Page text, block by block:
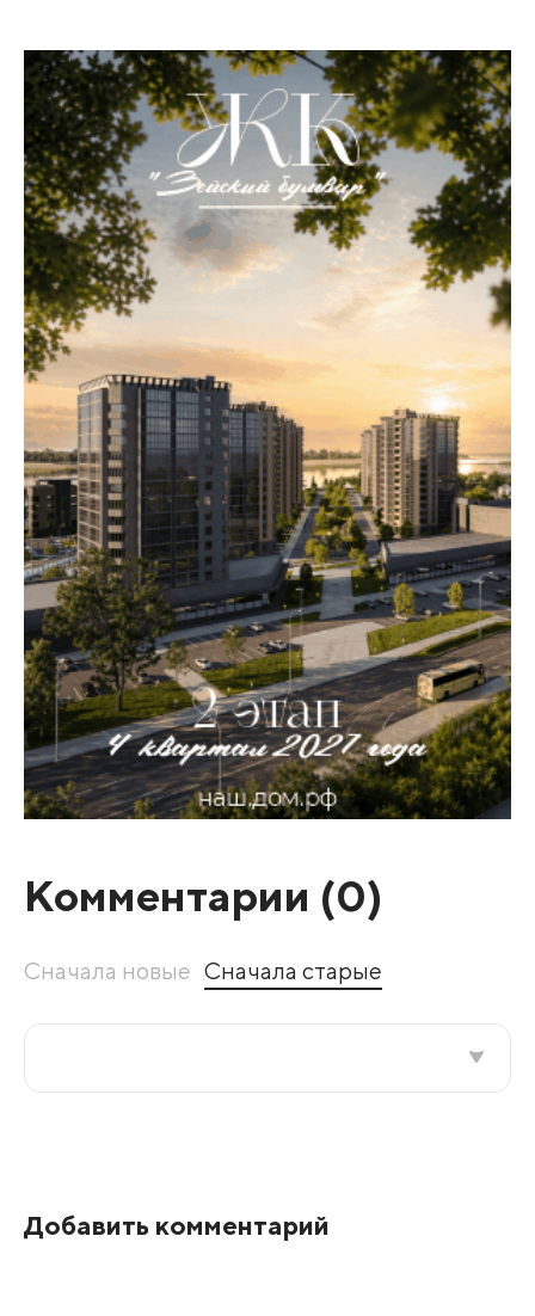
Комментарии (0)
Сначала новые Сначала старые
Добавить комментарий